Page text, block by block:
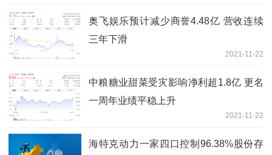
奥飞娱乐预计减少商誉4.48亿 营收连续
三年下滑
2021-11-22
中粮糖业甜菜受灾影响净利超1.8亿 更名
一周年业绩平稳上升
2021-11-22
海特克动力一家四口控制96.38%股份存